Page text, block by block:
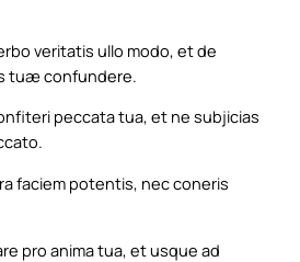
veritatis ullo modo, et de
tuæ confundere.
peccata tua, et ne subjicias
faciem potentis, nec coneris
pro anima tua, et usque ad